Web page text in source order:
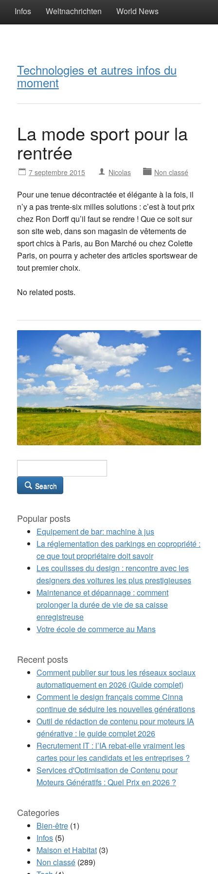
Infos Weltnachrichten World News
Technologies et autres infos du
moment
La mode sport pour la
rentrée
7 septembre 2015 Nicolas Non classé
Pour une tenue décontractée et élégante à la fois, il
n’y a pas trente-six milles solutions : c’est à tout prix
chez Ron Dorff qu’il faut se rendre ! Que ce soit sur
son site web, dans son magasin de vêtements de
sport chics à Paris, au Bon Marché ou chez Colette
Paris, on pourra y acheter des articles sportswear de
tout premier choix.
No related posts.
Search
Popular posts
Equipement de bar: machine à jus
La réglementation des parkings en copropriété :
ce que tout propriétaire doit savoir
Les coulisses du design : rencontre avec les
designers des voitures les plus prestigieuses
Maintenance et dépannage : comment
prolonger la durée de vie de sa caisse
enregistreuse
Votre école de commerce au Mans
Recent posts
Comment publier sur tous les réseaux sociaux
automatiquement en 2026 (Guide complet)
Comment le design français comme Cinna
continue de séduire les nouvelles générations
Outil de rédaction de contenu pour moteurs IA
générative : le guide complet 2026
Recrutement IT : l’IA rebat-elle vraiment les
cartes pour les candidats et les entreprises ?
Services d'Optimisation de Contenu pour
Moteurs Génératifs : Quel Prix en 2026 ?
Categories
Bien-être (1)
Infos (5)
Maison et Habitat (3)
Non classé (289)